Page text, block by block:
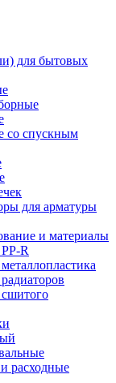
для бытовых
со спускным
для арматуры
и материалы
R
расходные